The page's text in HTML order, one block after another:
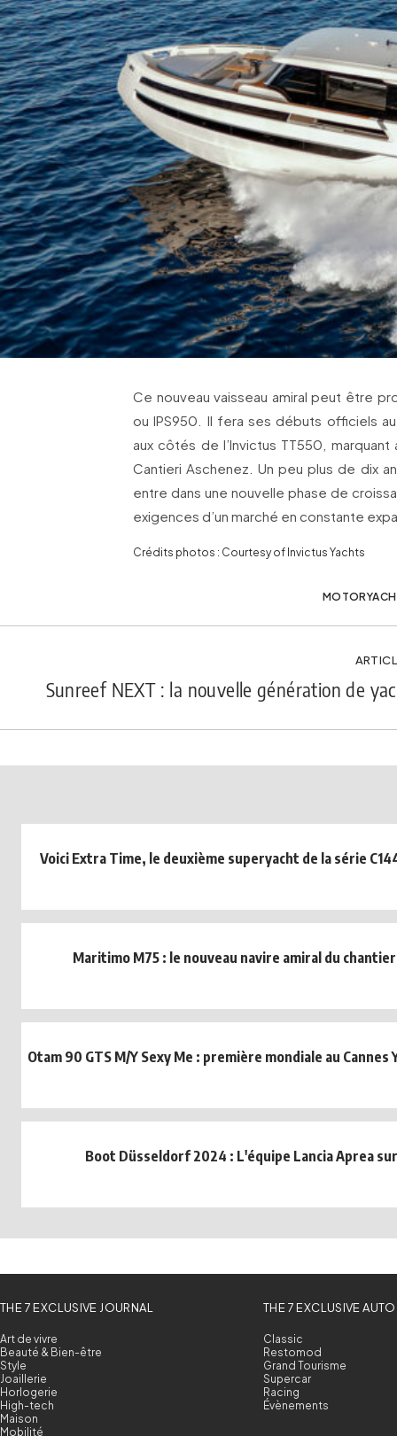
Ce nouveau vaisseau amiral peut être
ou IPS950. Il fera ses débuts officiels
aux côtés de l’Invictus TT550,
Cantieri Aschenez. Un peu plus de dix
entre dans une nouvelle phase de
exigences d’un marché en constante
Crédits photos : Courtesy of Invictus Yachts
Sunreef NEXT : la nouvelle génération de
Voici Extra Time, le deuxième superyacht de la série
Maritimo M75 : le nouveau navire amiral du
Otam 90 GTS M/Y Sexy Me : première mondiale au
Boot Düsseldorf 2024 : L'équipe Lancia Aprea
THE 7 EXCLUSIVE JOURNAL
Art de vivre
Beauté & Bien-être
Style
Joaillerie
Horlogerie
High-tech
Maison
Mobilité
THE 7 EXCLUSIVE AUTO
Classic
Restomod
Grand Tourisme
Supercar
Racing
Évènements